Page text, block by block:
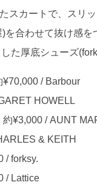
スカートで、スリ
を合わせて抜け感
た厚底シューズ
/ Barbour
HOWELL
¥3,000 / AUNT
& KEITH
/ forksy.
/ Lattice